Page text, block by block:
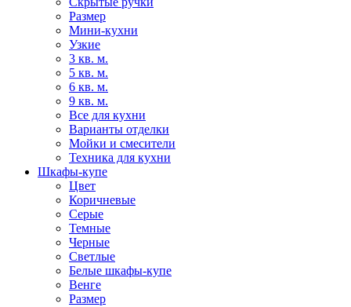
Размер
Мини-кухни
Узкие
3 кв. м.
5 кв. м.
6 кв. м.
9 кв. м.
Все для кухни
Варианты отделки
Мойки и смесители
Техника для кухни
Шкафы-купе
Цвет
Коричневые
Серые
Темные
Черные
Светлые
Белые шкафы-купе
Венге
Размер